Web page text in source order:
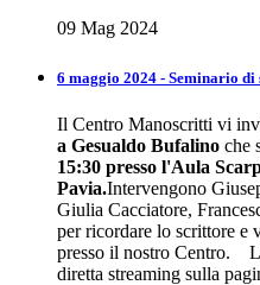
09 Mag 2024
6 maggio 2024 - Seminario
Il Centro Manoscritti vi
a Gesualdo Bufalino che
15:30 presso l'Aula
Pavia.Intervengono
Giulia Cacciatore,
per ricordare lo scrittore e
presso il nostro Centro.
diretta streaming sulla